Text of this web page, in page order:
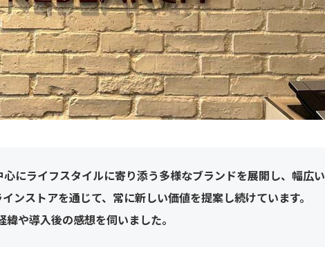
にライフスタイルに寄り添う多様なブランドを展開し、幅広
ンストアを通じて、常に新しい価値を提案し続けています。
や導入後の感想を伺いました。